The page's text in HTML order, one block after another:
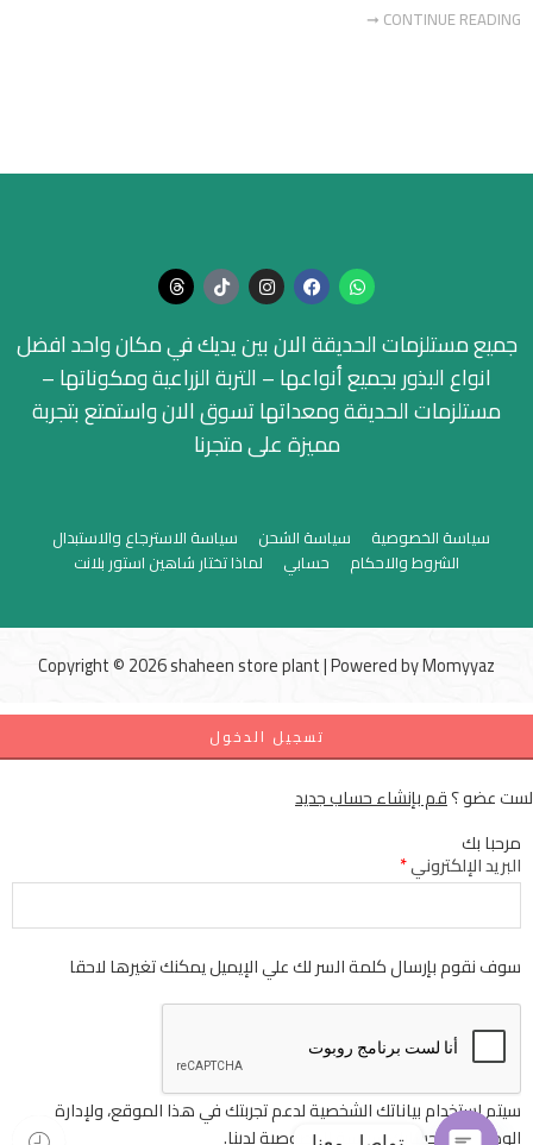
CONTINUE READING ➞
جميع مستلزمات الحديقة الان بين يديك في مكان واحد افضل
انواع البذور بجميع أنواعها – التربة الزراعية ومكوناتها –
مستلزمات الحديقة ومعداتها تسوق الان واستمتع بتجربة
مميزة على متجرنا
سياسة الخصوصية سياسة الشحن
سياسة الاسترجاع والاستبدال
الشروط والاحكام
حسابي لماذا تختار شاهين استور بلانت
Copyright © 2026 shaheen store plant | Powered byMomyyaz
تسجيل الدخول
لست عضو ؟قم بإنشاء حساب جديد
مرحبا بك
البريد الإلكتروني*
سوف نقوم بإرسال كلمة السر لك علي الإيميل يمكنك تغيرها لاحقا
سيتم استخدام بياناتك الشخصية لدعم تجربتك في هذا الموقع، ولإدارة
الوصول إلى حسابكسياسة الخصوصيةلدينا.